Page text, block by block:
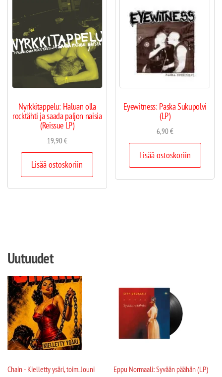
Nyrkkitappelu: Haluan olla
rocktähti ja saada paljon naisia
(Reissue LP)
19,90€
Lisää ostoskoriin
Eyewitness: Paska Sukupolvi
(LP)
6,90€
Lisää ostoskoriin
Uutuudet
Chain - Kielletty ysäri, toim. Jouni
Eppu Normaali: Syvään päähän (LP)